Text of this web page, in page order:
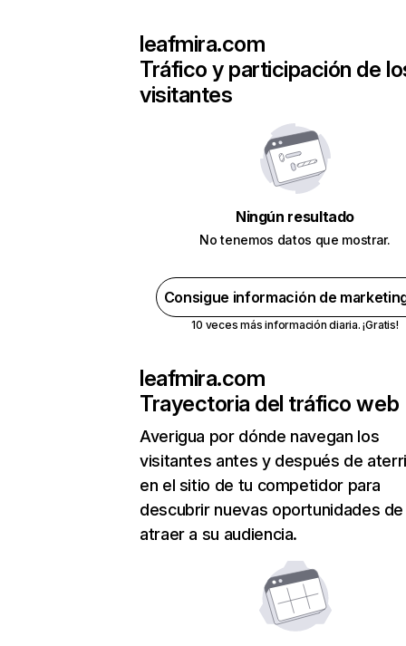
leafmira.com
Tráfico y participación de
visitantes
Ningún resultado
No tenemos datos que mostrar.
Consigue información de
10 veces más información diaria. ¡Gratis!
leafmira.com
Trayectoria del tráfico web
Averigua por dónde navegan los
visitantes antes y después de
en el sitio de tu competidor para
descubrir nuevas oportunidades de
atraer a su audiencia.